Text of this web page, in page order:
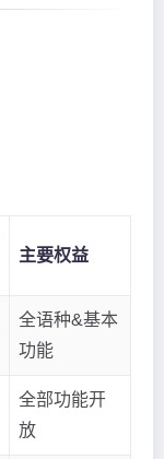
主要权益
全语种&基本
功能
全部功能开
放